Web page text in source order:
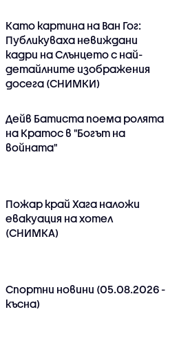
Като картина на Ван Гог:
Публикуваха невиждани
кадри на Слънцето с най-
детайлните изображения
досега (СНИМКИ)
Дейв Батиста поема ролята
на Кратос в "Богът на
войната"
Пожар край Хага наложи
евакуация на хотел
(СНИМКА)
Спортни новини (05.08.2026 -
късна)